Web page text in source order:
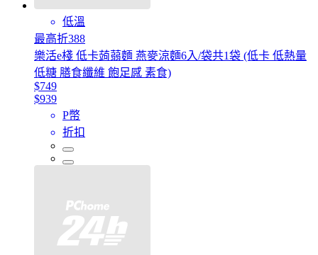
低溫
最高折388
樂活e棧 低卡蒟蒻麵 燕麥涼麵6入/袋共1袋 (低卡 低熱量
低糖 膳食纖維 飽足感 素食)
$749
$939
P幣
折扣